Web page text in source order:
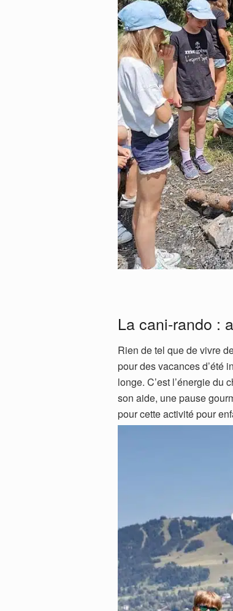
La cani-rando :
Rien de tel que de vivre
pour des vacances d’été
longe. C’est l’énergie du
son aide, une pause
pour cette activité pour